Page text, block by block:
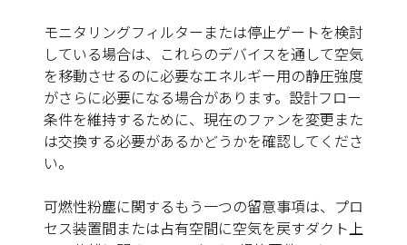
モニタリングフィルターまたは停止ゲートを検討
している場合は、これらのデバイスを通して空気
を移動させるのに必要なエネルギー用の静圧強度
がさらに必要になる場合があります。設計フロー
条件を維持するために、現在のファンを変更また
は交換する必要があるかどうかを確認してくださ
い。
可燃性粉塵に関するもう一つの留意事項は、プロ
セス装置間または占有空間に空気を戻すダクト上